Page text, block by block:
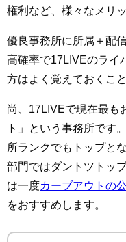
権利など、様々なメリ
優良事務所に所属＋配
高確率で17LIVEのライ
方はよく覚えておくこ
尚、17LIVEで現在最も
ト」という事務所です
所ランクでもトップと
部門ではダントツトッ
は一度カーブアウトの
をおすすめします。